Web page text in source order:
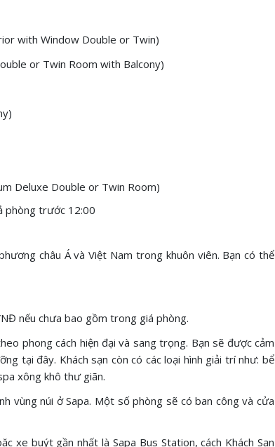
with Window Double or Twin)
or Twin Room with Balcony)
Deluxe Double or Twin Room)
phòng trước 12:00
châu Á và Việt Nam trong khuôn viên. Bạn có thể
nếu chưa bao gồm trong giá phòng.
phong cách hiện đại và sang trọng. Bạn sẽ được cảm
tại đây. Khách sạn còn có các loại hình giải trí như: bể
xông khô thư giãn.
vùng núi ở Sapa. Một số phòng sẽ có ban công và cửa
xe buýt gần nhất là Sapa Bus Station, cách Khách Sạn